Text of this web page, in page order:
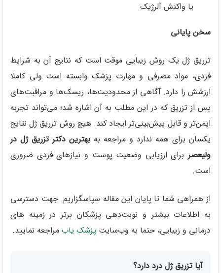
یا واکنش آلرژیک
سخن پایانی
تزریق ژل یک روش زیبایی موقت است که نتایج آن به شرایط
فردی، مواد مصرفی و مهارت پزشک وابسته است ولی کاملا
ارزشش را دارد. آگاهی از محدودیت‌ها، ریسک‌ها و مراقبت‌های
پس از تزریق که در این مطلب به آن اشاره شد؛ می‌تواند تجربه
ایمن‌تر و قابل پیش‌بینی‌تر ایجاد کند. هیچ روش تزریق ژل نتایج
یکسان برای همه ندارد و مراجعه به بهترین دکتر تزریق ژل در
ولیعصر برای ارزیابی وضعیت پوست و نیازهای فردی ضروری
است.
از همراهی شما تا پایان این مقاله سپاسگزاریم. جهت دسترسی
به اطلاعات بیشتر و نوبت‌دهی پزشکان برتر در زمینه های
درمانی و زیبایی، حتما به وب‌سایت پزشک یاب مراجعه نمایید.
آیا تزریق ژل درد دارد؟